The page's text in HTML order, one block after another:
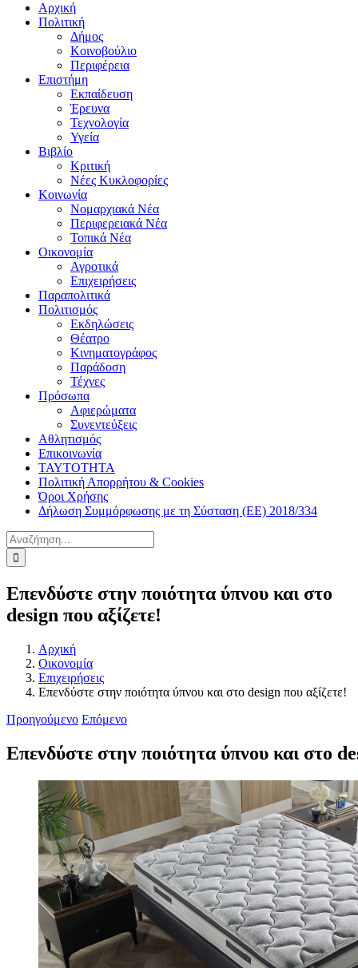
Αρχική
Πολιτική
Δήμος
Κοινοβούλιο
Περιφέρεια
Επιστήμη
Εκπαίδευση
Έρευνα
Τεχνολογία
Υγεία
Βιβλίο
Κριτική
Νέες Κυκλοφορίες
Κοινωνία
Νομαρχιακά Νέα
Περιφερειακά Νέα
Τοπικά Νέα
Οικονομία
Αγροτικά
Επιχειρήσεις
Παραπολιτικά
Πολιτισμός
Εκδηλώσεις
Θέατρο
Κινηματογράφος
Παράδοση
Τέχνες
Πρόσωπα
Αφιερώματα
Συνεντεύξεις
Αθλητισμός
Επικοινωνία
ΤΑΥΤΟΤΗΤΑ
Πολιτική Απορρήτου & Cookies
Όροι Χρήσης
Δήλωση Συμμόρφωσης με τη Σύσταση (ΕΕ) 2018/334
Αναζήτηση
για:
Επενδύστε στην ποιότητα ύπνου και στο
design που αξίζετε!
Αρχική
Οικονομία
Επιχειρήσεις
Επενδύστε στην ποιότητα ύπνου και στο design που αξίζετε!
Προηγούμενο Επόμενο
Επενδύστε στην ποιότητα ύπνου και στο
Προβολή
μεγαλύτερης
εικόνας